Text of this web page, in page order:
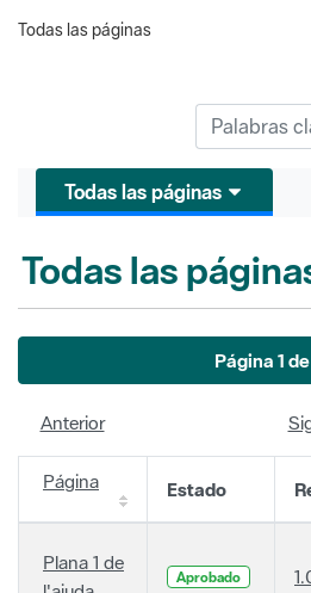
Todas las páginas
Todas las páginas
Todas las
Página 1 de
Anterior
Página Estado
Plana 1 de
Aprobado